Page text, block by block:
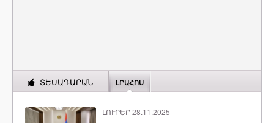
ՏԵՍԱԴԱՐԱՆ ԼՐԱՀՈՍ
ԼՈՒՐԵՐ 28.11.2025